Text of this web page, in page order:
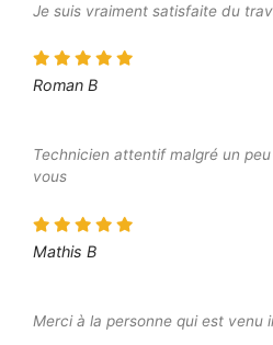
Je suis vraiment satisfaite du
Roman B
Technicien attentif malgré un
vous
Mathis B
Merci à la personne qui est venu